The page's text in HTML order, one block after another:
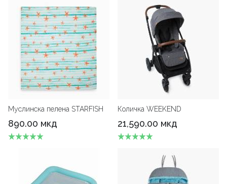
Муслинска пелена STARFISH
890.00 мкд
Количка WEEKEND
21,590.00 мкд